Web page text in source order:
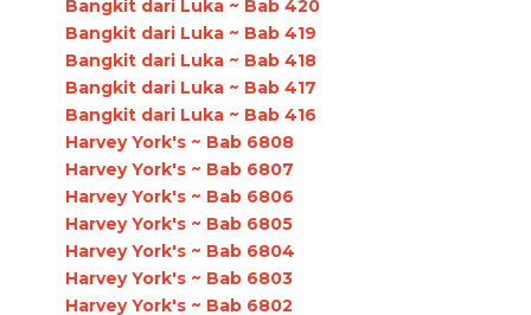
Bangkit dari Luka ~ Bab 420
Bangkit dari Luka ~ Bab 419
Bangkit dari Luka ~ Bab 418
Bangkit dari Luka ~ Bab 417
Bangkit dari Luka ~ Bab 416
Harvey York's ~ Bab 6808
Harvey York's ~ Bab 6807
Harvey York's ~ Bab 6806
Harvey York's ~ Bab 6805
Harvey York's ~ Bab 6804
Harvey York's ~ Bab 6803
Harvey York's ~ Bab 6802